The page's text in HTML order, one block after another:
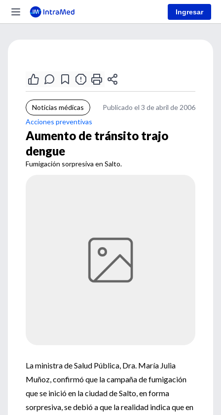
Ingresar
Noticias médicas
Publicado el 3 de abril de 2006
Acciones preventivas
Aumento de tránsito trajo
dengue
Fumigación sorpresiva en Salto.
La ministra de Salud Pública, Dra. María Julia
Muñoz, confirmó que la campaña de fumigación
que se inició en la ciudad de Salto, en forma
sorpresiva, se debió a que la realidad indica que en